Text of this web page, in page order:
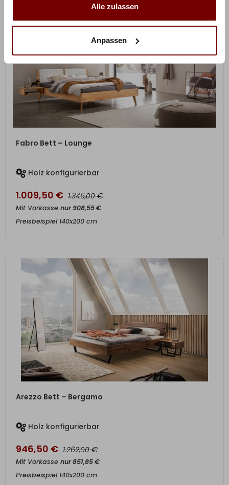
Alle zulassen
Anpassen
Fabro Bett – Lounge
Holz konfigurierbar
1.009,50 € 1.346,00€
Mit Vorkasse nur908,55€
Preisbeispiel 140x200 cm
Arezzo Bett – Bergamo
Holz konfigurierbar
946,50 € 1.262,00€
Mit Vorkasse nur851,85€
Preisbeispiel 140x200 cm